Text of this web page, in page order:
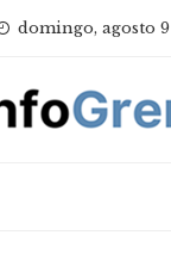
domingo, agosto 9